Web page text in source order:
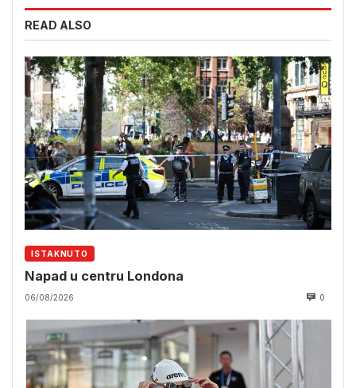
READ ALSO
ISTAKNUTO
Napad u centru Londona
06/08/2026 0